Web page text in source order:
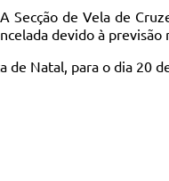
A Secção de Vela de
devido à
de Natal, para o dia 20